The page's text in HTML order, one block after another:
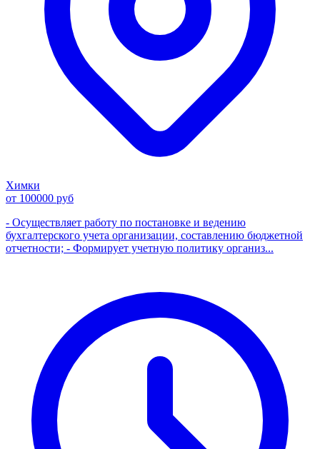
Химки
от 100000 руб
- Осуществляет работу по постановке и ведению
бухгалтерского учета организации, составлению бюджетной
отчетности; - Формирует учетную политику организ...